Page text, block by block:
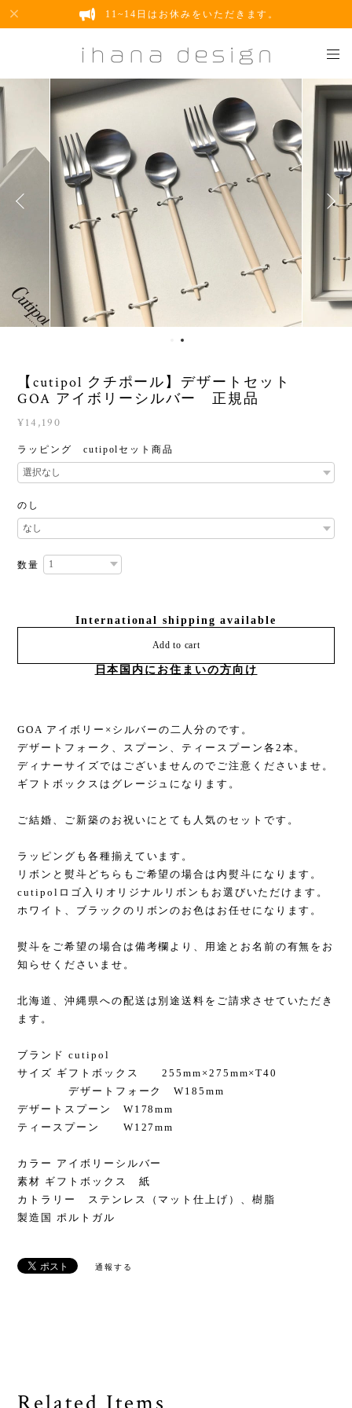
11~14日はお休みをいただきます。
【cutipol クチポール】デザートセット
GOA アイボリーシルバー 正規品
¥14,190
ラッピング cutipolセット商品
のし
数量
International shipping available
Add to cart
日本国内にお住まいの方向け
GOA アイボリー×シルバーの二人分のです。
デザートフォーク、スプーン、ティースプーン各2本。
ディナーサイズではございませんのでご注意くださいませ。
ギフトボックスはグレージュになります。
ご結婚、ご新築のお祝いにとても人気のセットです。
ラッピングも各種揃えています。
リボンと熨斗どちらもご希望の場合は内熨斗になります。
cutipolロゴ入りオリジナルリボンもお選びいただけます。
ホワイト、ブラックのリボンのお色はお任せになります。
熨斗をご希望の場合は備考欄より、用途とお名前の有無をお
知らせくださいませ。
北海道、沖縄県への配送は別途送料をご請求させていただき
ます。
ブランド cutipol
サイズ ギフトボックス 255mm×275mm×T40
デザートフォーク W185mm
デザートスプーン W178mm
ティースプーン W127mm
カラー アイボリーシルバー
素材 ギフトボックス 紙
カトラリー ステンレス（マット仕上げ）、樹脂
製造国 ポルトガル
通報する